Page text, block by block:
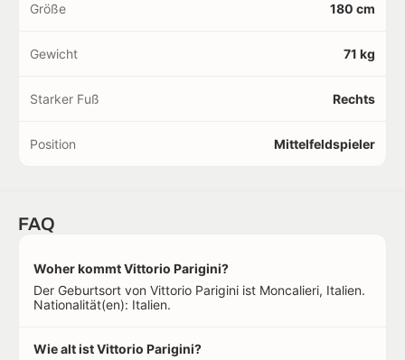
Größe 180 cm
Gewicht 71 kg
Starker Fuß Rechts
Position Mittelfeldspieler
FAQ
Woher kommt Vittorio Parigini?
Der Geburtsort von Vittorio Parigini ist Moncalieri, Italien.
Nationalität(en): Italien.
Wie alt ist Vittorio Parigini?